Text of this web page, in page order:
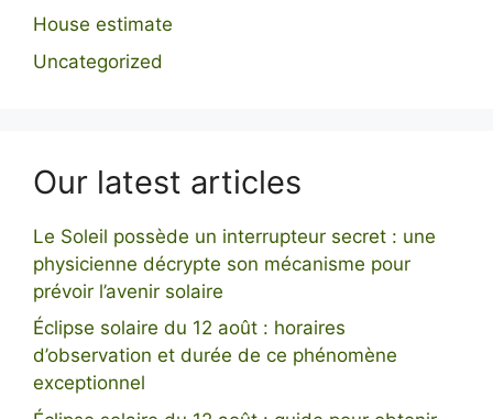
House estimate
Uncategorized
Our latest articles
Le Soleil possède un interrupteur secret : une
physicienne décrypte son mécanisme pour
prévoir l’avenir solaire
Éclipse solaire du 12 août : horaires
d’observation et durée de ce phénomène
exceptionnel